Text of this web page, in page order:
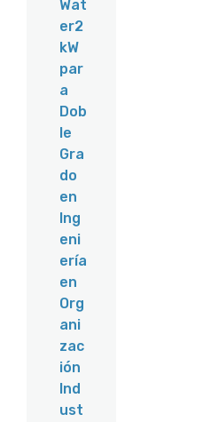
Wat
er2
kW
par
a
Dob
le
Gra
do
en
Ing
eni
ería
en
Org
ani
zac
ión
Ind
ust